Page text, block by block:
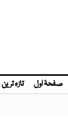
صفحۂ اول تازہ ترین